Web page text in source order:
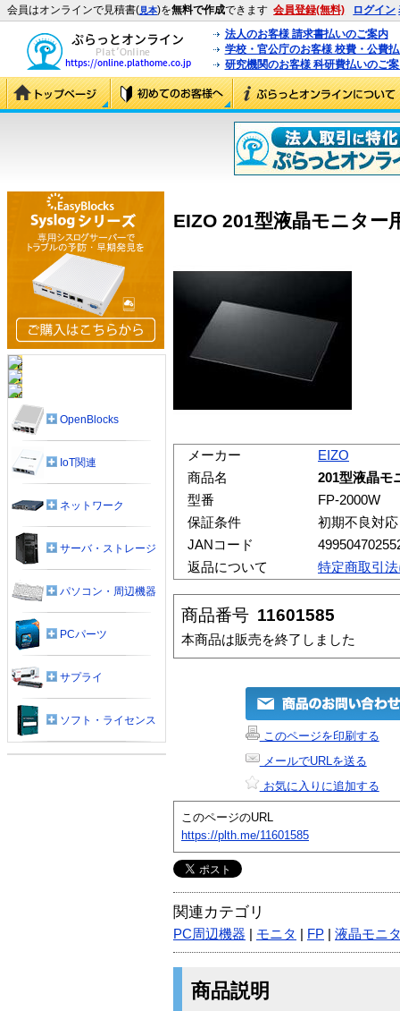
会員はオンラインで見積書(見本)を無料で作成できます 会員登録(無料) ログイン
法人のお客様 請求書払いのご案内
学校・官公庁のお客様 校費・公費
研究機関のお客様 科研費払いのご
EIZO 201型液晶モニター
メーカー
EIZO
商品名
201型液晶モ
型番
FP-2000W
保証条件
初期不良対
JANコード
返品について
特定商取引
商品番号 11601585
本商品は販売を終了しました
このページを印刷する
メールでURLを送る
お気に入りに追加する
このページのURL
https://plth.me/11601585
関連カテゴリ
PC周辺機器 モニタ FP 液晶モニ
商品説明
OpenBlocks
IoT関連
ネットワーク
サーバ・ストレージ
パソコン・周辺機器
PCパーツ
サプライ
ソフト・ライセンス